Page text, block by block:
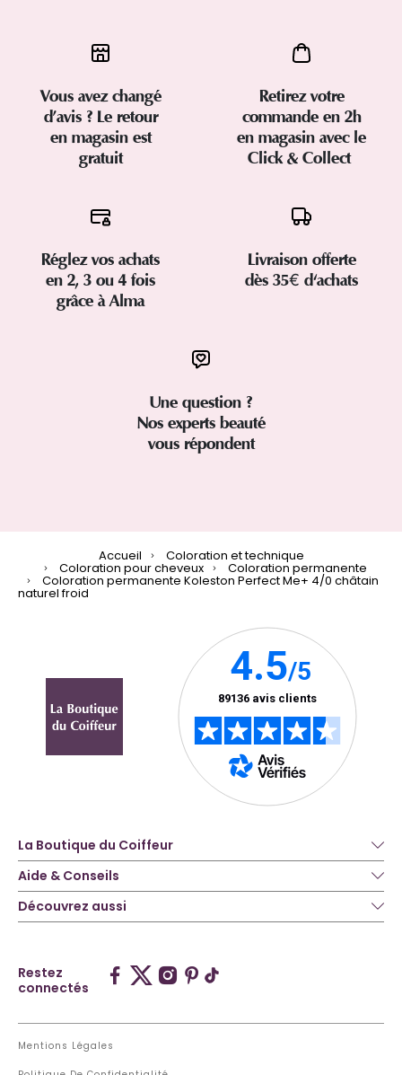
Vous avez changé
d’avis ? Le retour
en magasin est
gratuit
Retirez votre
commande en 2h
en magasin avec le
Click & Collect
Réglez vos achats
en 2, 3 ou 4 fois
grâce à Alma
Livraison offerte
dès 35€ d'achats
Une question ?
Nos experts beauté
vous répondent
Accueil Coloration et technique
Coloration pour cheveux Coloration permanente
Coloration permanente Koleston Perfect Me+ 4/0 châtain
naturel froid
La Boutique du Coiffeur
Aide & Conseils
Découvrez aussi
Restez
connectés
Mentions Légales